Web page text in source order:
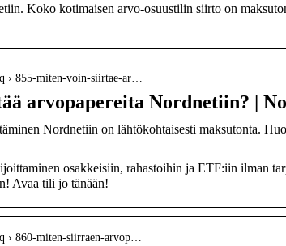
Koko kotimaisen arvo-osuustilin siirto on
› 855-miten-voin-siirtae-ar…
arvopapereita Nordnetiin? |
Nordnetiin on lähtökohtaisesti maksutonta.
osakkeisiin, rahastoihin ja ETF:iin ilman
Avaa tili jo tänään!
› 860-miten-siirraen-arvop…